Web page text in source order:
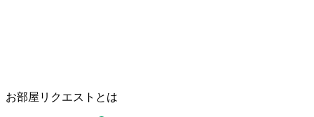
お部屋リクエストとは